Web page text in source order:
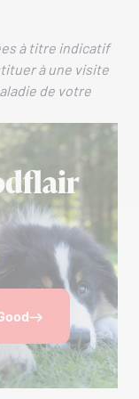
à titre indicatif
à une visite
de votre